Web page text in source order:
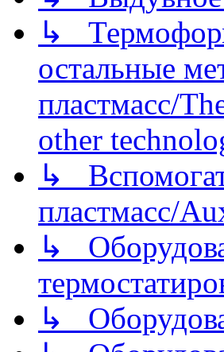
↳
остальные
пластмасс/
other
↳
пластмасс/
↳
↳